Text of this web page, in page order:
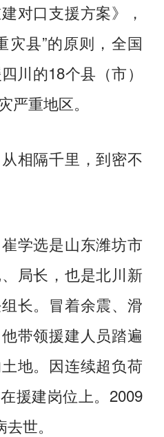
对口支援方案》，
灾县”的原则，全国
川的18个县（市）
严重地区。
隔千里，到密不
选是山东潍坊市
局长，也是北川新
长。冒着余震、滑
带领援建人员踏遍
地。因连续超负荷
援建岗位上。2009
世。